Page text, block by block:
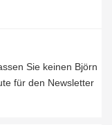
Sie keinen Björn
für den Newsletter